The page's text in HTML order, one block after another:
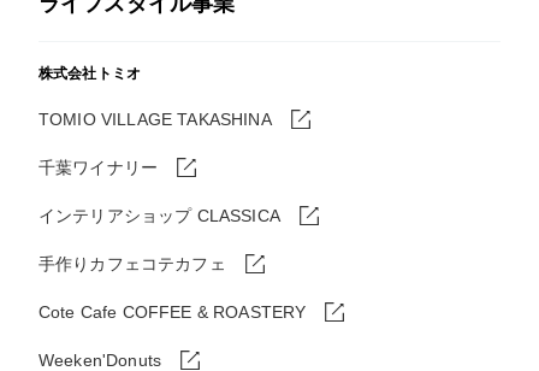
株式会社トミオ
TOMIO VILLAGE TAKASHINA
千葉ワイナリー
インテリアショップ CLASSICA
手作りカフェコテカフェ
Cote Cafe COFFEE & ROASTERY
Weeken'Donuts